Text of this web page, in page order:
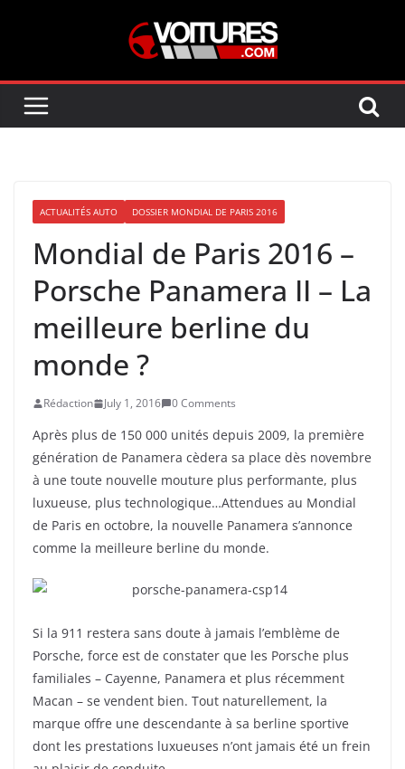
ACTUALITÉS AUTO DOSSIER MONDIAL DE PARIS 2016
Mondial de Paris 2016 –
Porsche Panamera II – La
meilleure berline du
monde ?
Rédaction July 1, 2016 0 Comments
Après plus de 150 000 unités depuis 2009, la première
génération de Panamera cèdera sa place dès novembre
à une toute nouvelle mouture plus performante, plus
luxueuse, plus technologique…Attendues au Mondial
de Paris en octobre, la nouvelle Panamera s’annonce
comme la meilleure berline du monde.
Si la 911 restera sans doute à jamais l’emblème de
Porsche, force est de constater que les Porsche plus
familiales – Cayenne, Panamera et plus récemment
Macan – se vendent bien. Tout naturellement, la
marque offre une descendante à sa berline sportive
dont les prestations luxueuses n’ont jamais été un frein